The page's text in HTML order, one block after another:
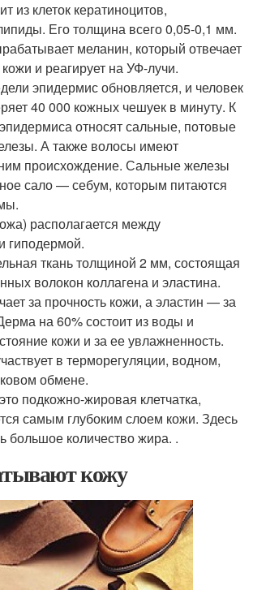
из клеток кератиноцитов,
Его толщина всего 0,05-0,1 мм.
меланин, который отвечает
и реагирует на УФ-лучи.
эпидермис обновляется, и человек
40 000 кожных чешуек в минуту. К
относят сальные, потовые
А также волосы имеют
происхождение. Сальные железы
сало — себум, которым питаются
располагается между
гиподермой.
ткань толщиной 2 мм, состоящая
волокон коллагена и эластина.
за прочность кожи, а эластин — за
на 60% состоит из воды и
кожи и за ее увлажненность.
в терморегуляции, водном,
обмене.
подкожно-жировая клетчатка,
самым глубоким слоем кожи. Здесь
большое количество жира. .
кожу